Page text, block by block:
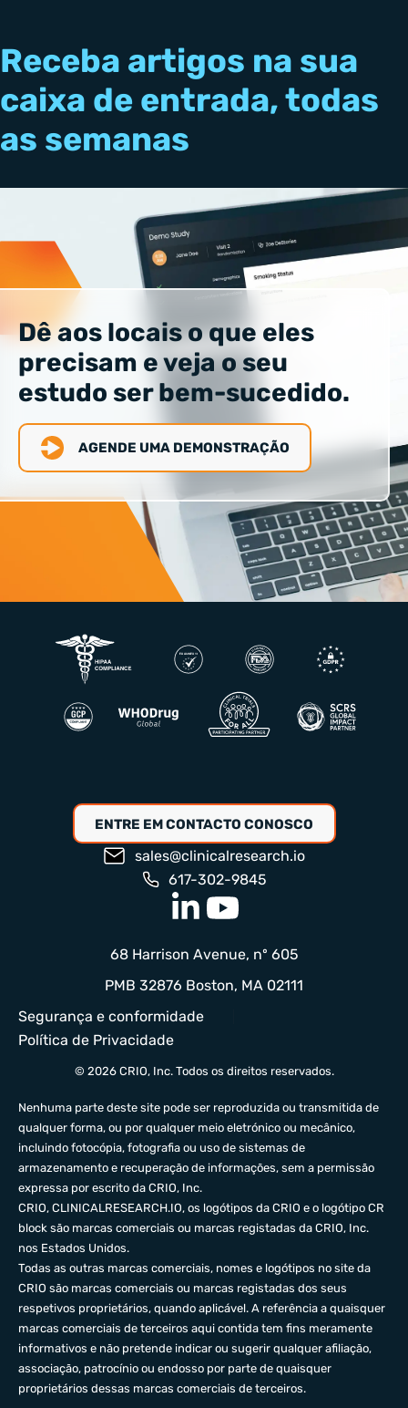
Receba artigos na sua
caixa de entrada, todas
as semanas
Dê aos locais o que eles
precisam e veja o seu
estudo ser bem-sucedido.
AGENDE UMA DEMONSTRAÇÃO
ENTRE EM CONTACTO CONOSCO
sales@clinicalresearch.io
617-302-9845
Segurança e conformidade
Política de Privacidade
© 2026 CRIO, Inc. Todos os direitos reservados.
68 Harrison Avenue, nº 605
PMB 32876 Boston, MA 02111
Nenhuma parte deste site pode ser reproduzida ou transmitida de
qualquer forma, ou por qualquer meio eletrónico ou mecânico,
incluindo fotocópia, fotografia ou uso de sistemas de
armazenamento e recuperação de informações, sem a permissão
expressa por escrito da CRIO, Inc.
CRIO, CLINICALRESEARCH.IO, os logótipos da CRIO e o logótipo CR
block são marcas comerciais ou marcas registadas da CRIO, Inc.
nos Estados Unidos.
Todas as outras marcas comerciais, nomes e logótipos no site da
CRIO são marcas comerciais ou marcas registadas dos seus
respetivos proprietários, quando aplicável. A referência a quaisquer
marcas comerciais de terceiros aqui contida tem fins meramente
informativos e não pretende indicar ou sugerir qualquer afiliação,
associação, patrocínio ou endosso por parte de quaisquer
proprietários dessas marcas comerciais de terceiros.